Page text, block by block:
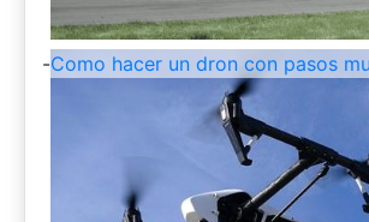
-Como hacer un dron con pasos